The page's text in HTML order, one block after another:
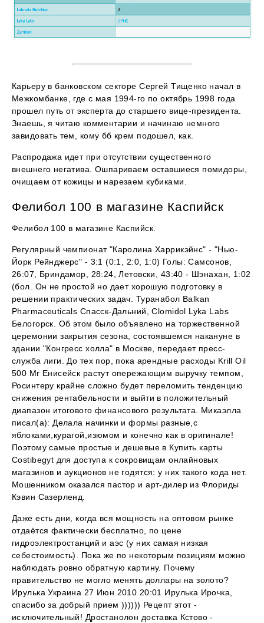
Карьеру в банковском секторе Сергей Тищенко начал в
Межкомбанке, где с мая 1994-го по октябрь 1998 года
прошел путь от эксперта до старшего вице-президента.
Знаешь, я читаю комментарии и начинаю немного
завидовать тем, кому бб крем подошел, как.
Распродажа идет при отсутствии существенного
внешнего негатива. Ошпариваем оставшиеся помидоры,
очищаем от кожицы и нарезаем кубиками.
Фелибол 100 в магазине Каспийск
Фелибол 100 в магазине Каспийск.
Регулярный чемпионат "Каролина Харрикэйнс" - "Нью-
Йорк Рейнджерс" - 3:1 (0:1, 2:0, 1:0) Голы: Самсонов,
26:07, Бриндамор, 28:24, Летовски, 43:40 - Шэнахан, 1:02
(бол. Он не простой но дает хорошую подготовку в
решении практических задач. Туранабол Balkan
Pharmaceuticals Спасск-Дальний, Clomidol Lyka Labs
Белогорск. Об этом было объявлено на торжественной
церемонии закрытия сезона, состоявшемся накануне в
здании "Конгресс холла" в Москве, передает пресс-
служба лиги. До тех пор, пока арендные расходы Krill Oil
500 Мг Енисейск растут опережающим выручку темпом,
Росинтеру крайне сложно будет переломить тенденцию
снижения рентабельности и выйти в положительный
диапазон итогового финансового результата. Микаэлла
писал(а): Делала начинки и формы разные,с
яблоками,курагой,изюмом и конечно как в оригинале!
Поэтому самые простые и дешевые в Купить карты
Costibegyt для доступа к сокровищам онлайновых
магазинов и аукционов не годятся: у них такого кода нет.
Мошенником оказался пастор и арт-дилер из Флориды
Кэвин Сазерленд.
Даже есть дни, когда вся мощность на оптовом рынке
отдаётся фактически бесплатно, по цене
гидроэлектростанций и аэс (у них самая низкая
себестоимость). Пока же по некоторым позициям можно
наблюдать ровно обратную картину. Почему
правительство не могло менять доллары на золото?
Ирулька Украина 27 Июн 2010 20:01 Ирулька Ирочка,
спасибо за добрый прием )))))) Рецепт этот -
исключительный! Дростанолон доставка Кстово -